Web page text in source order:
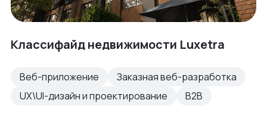
Классифайд недвижимости Luxetra
Веб-приложение
Заказная веб-разработка
UX\UI-дизайн и проектирование
B2B